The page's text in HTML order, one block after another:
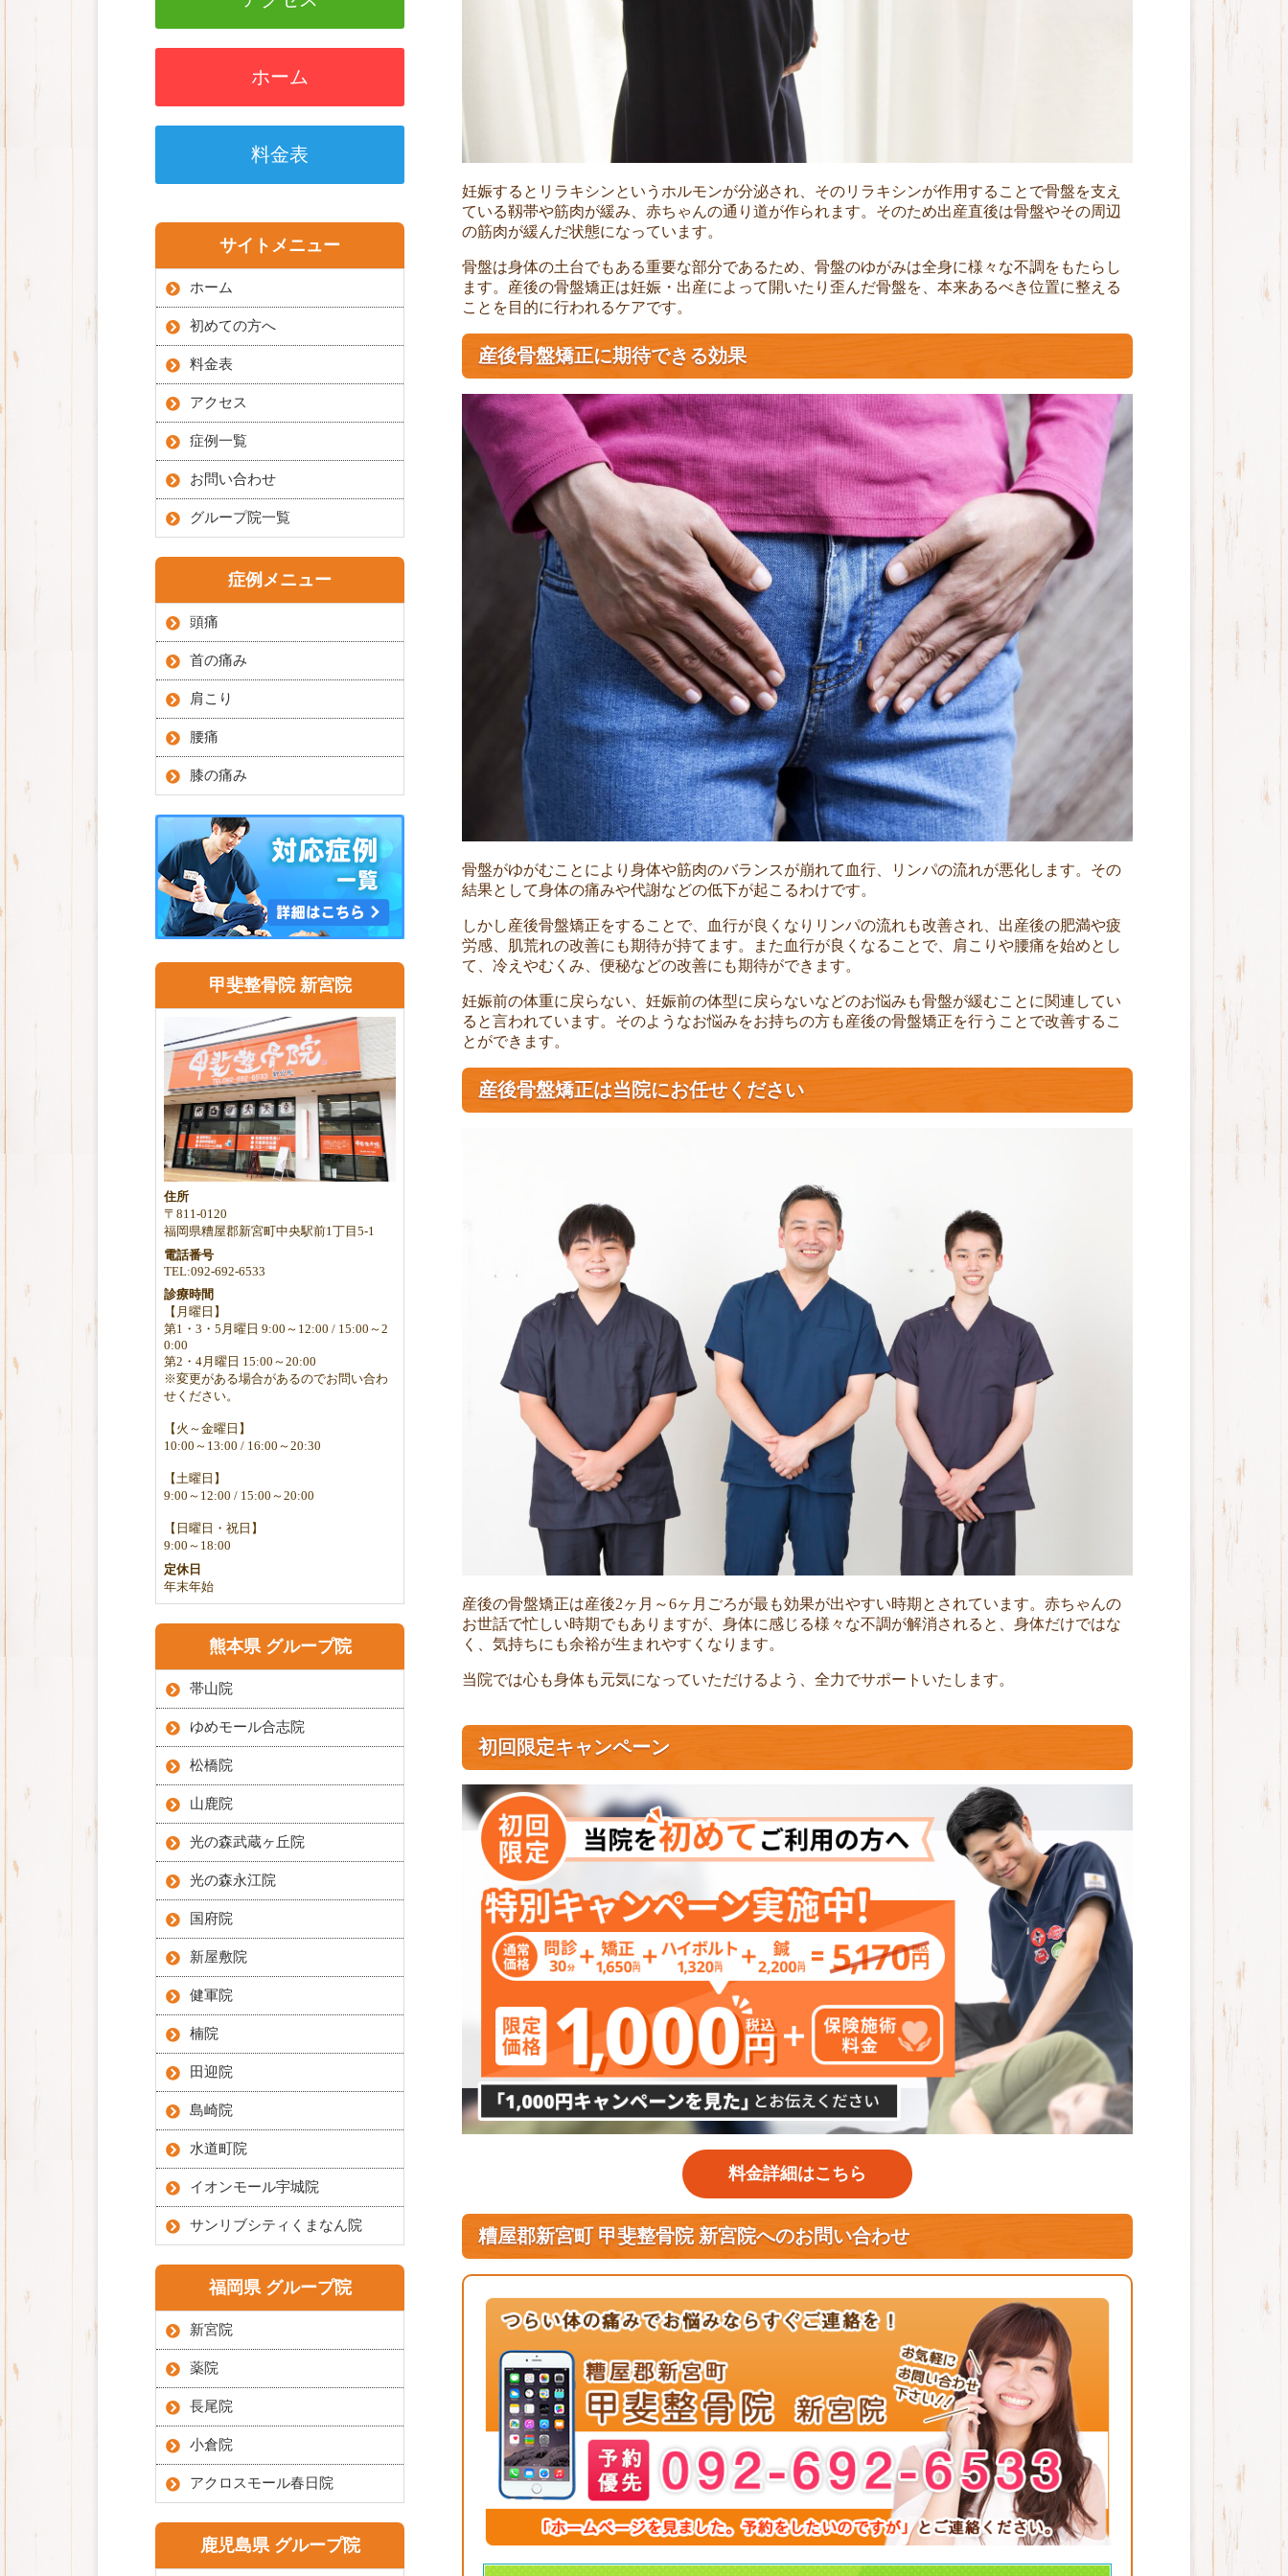
妊娠するとリラキシンというホルモンが分泌され、そのリラキシンが作用することで骨盤を支え
ている靱帯や筋肉が緩み、赤ちゃんの通り道が作られます。そのため出産直後は骨盤やその周辺
の筋肉が緩んだ状態になっています。
骨盤は身体の土台でもある重要な部分であるため、骨盤のゆがみは全身に様々な不調をもたらし
ます。産後の骨盤矯正は妊娠・出産によって開いたり歪んだ骨盤を、本来あるべき位置に整える
ことを目的に行われるケアです。
産後骨盤矯正に期待できる効果
骨盤がゆがむことにより身体や筋肉のバランスが崩れて血行、リンパの流れが悪化します。その
結果として身体の痛みや代謝などの低下が起こるわけです。
しかし産後骨盤矯正をすることで、血行が良くなりリンパの流れも改善され、出産後の肥満や疲
労感、肌荒れの改善にも期待が持てます。また血行が良くなることで、肩こりや腰痛を始めとし
て、冷えやむくみ、便秘などの改善にも期待ができます。
妊娠前の体重に戻らない、妊娠前の体型に戻らないなどのお悩みも骨盤が緩むことに関連してい
ると言われています。そのようなお悩みをお持ちの方も産後の骨盤矯正を行うことで改善するこ
とができます。
産後骨盤矯正は当院にお任せください
産後の骨盤矯正は産後2ヶ月～6ヶ月ごろが最も効果が出やすい時期とされています。赤ちゃんの
お世話で忙しい時期でもありますが、身体に感じる様々な不調が解消されると、身体だけではな
く、気持ちにも余裕が生まれやすくなります。
当院では心も身体も元気になっていただけるよう、全力でサポートいたします。
初回限定キャンペーン
料金詳細はこちら
糟屋郡新宮町 甲斐整骨院 新宮院へのお問い合わせ
ホーム
料金表
サイトメニュー
ホーム
初めての方へ
料金表
アクセス
症例一覧
お問い合わせ
グループ院一覧
症例メニュー
頭痛
首の痛み
肩こり
腰痛
膝の痛み
甲斐整骨院 新宮院
住所
〒811-0120
福岡県糟屋郡新宮町中央駅前1丁目5-1
電話番号
TEL:092-692-6533
診療時間
【月曜日】
第1・3・5月曜日 9:00～12:00 / 15:00～2
0:00
第2・4月曜日 15:00～20:00
※変更がある場合があるのでお問い合わ
せください。
【火～金曜日】
10:00～13:00 / 16:00～20:30
【土曜日】
9:00～12:00 / 15:00～20:00
【日曜日・祝日】
9:00～18:00
定休日
年末年始
熊本県 グループ院
帯山院
ゆめモール合志院
松橋院
山鹿院
光の森武蔵ヶ丘院
光の森永江院
国府院
新屋敷院
健軍院
楠院
田迎院
島崎院
水道町院
イオンモール宇城院
サンリブシティくまなん院
福岡県 グループ院
新宮院
薬院
長尾院
小倉院
アクロスモール春日院
鹿児島県 グループ院